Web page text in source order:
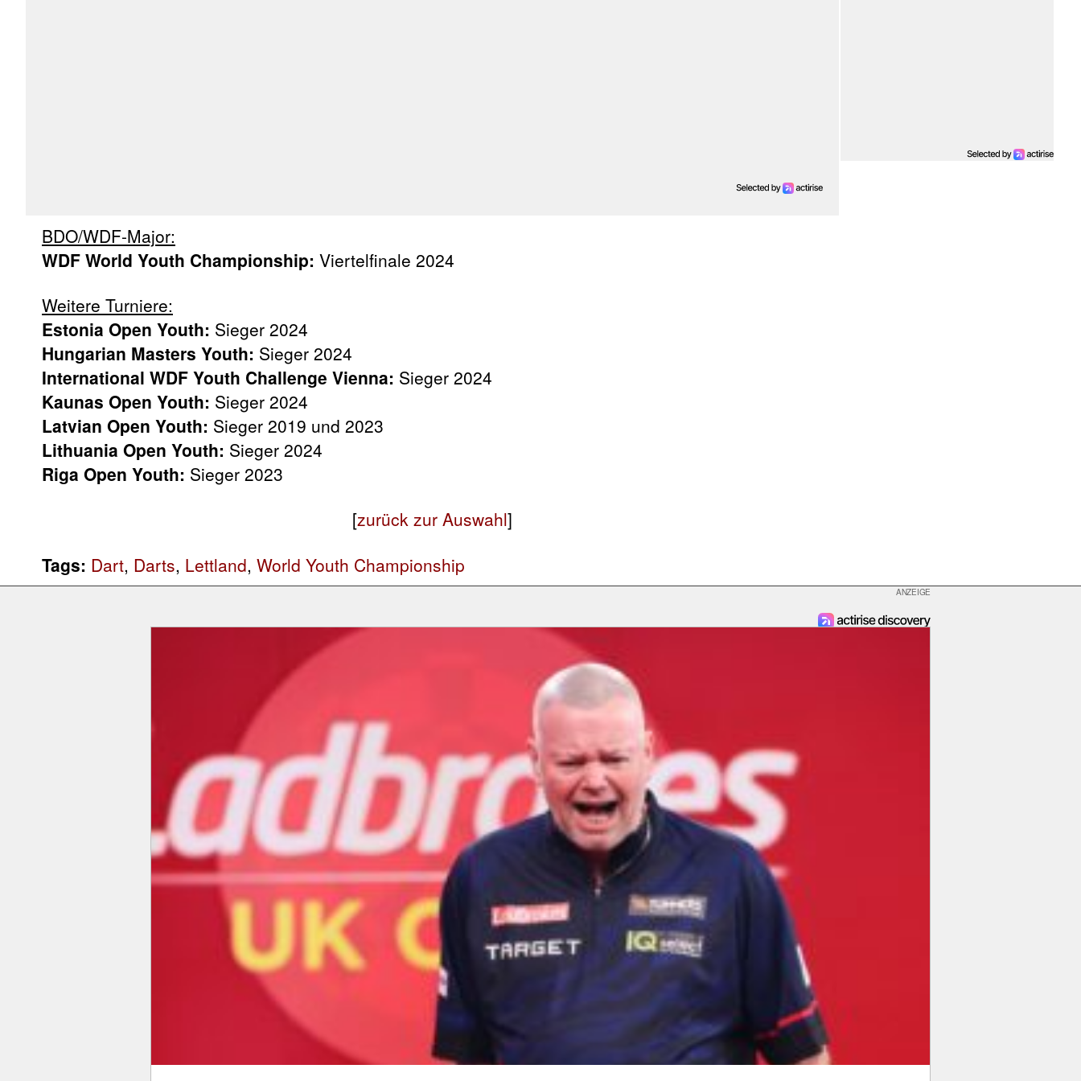
BDO/WDF-Major:
WDF World Youth Championship: Viertelfinale 2024
Weitere Turniere:
Estonia Open Youth: Sieger 2024
Hungarian Masters Youth: Sieger 2024
International WDF Youth Challenge Vienna: Sieger 2024
Kaunas Open Youth: Sieger 2024
Latvian Open Youth: Sieger 2019 und 2023
Lithuania Open Youth: Sieger 2024
Riga Open Youth: Sieger 2023
[zurück zur Auswahl]
Tags: Dart, Darts, Lettland, World Youth Championship